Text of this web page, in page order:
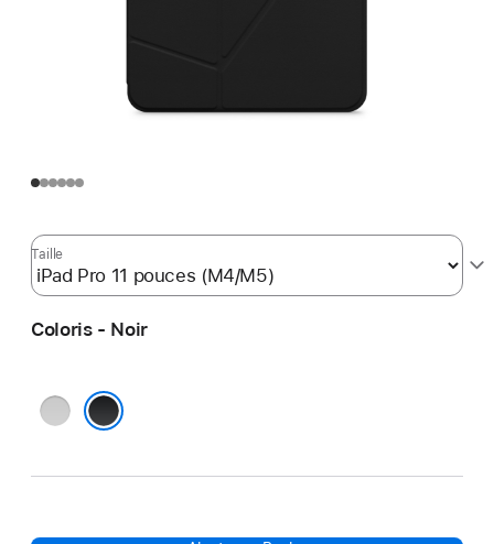
Taille
Coloris - Noir
Blanc